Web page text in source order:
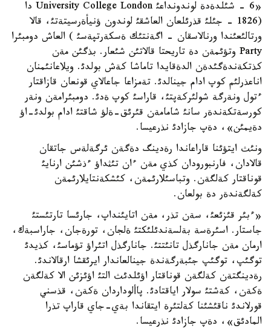
«6 - شئلدةدة لوندونداعئ University College London دا
(1826 - جئلئ قذرئلعان العاشقئ لوندون ؤنيأةرسيتةتئ، قالا
ورتالئعئندا ورنالاسقان - اگةنتئك ةسكةرتپةسئ ) العاش دومبئرا
Party وتؤئمةن دة تاريحتا قالاتئن شئعار. بذگئن مةن
كذتكةندةگئدةن الدةقايدا تاماشا كةش بولدئ. ويلاعانئمنان
اناعذرلئم كوپ ادام جينالدئ. تةمزاعا جاعالاي قونعان قازاقتار
ءتول ونةرگة شولئركةپتئ، قاراسئ كوپ ةدئ. دومبئرامةن ونةر
كورسةتكةندةر سانئ شامامةن قئرئق-ةلؤ شاقتئ ادام بولدئ-اؤ
دةيمئن»، دةپ جازادئ نذرعيسا.
ونئث ايتؤئنا قاراعاندا رةدينگ دةگةن ئرگةلةس جاتقان
قالادان، فارنبورودان كذي مةن ءان تئثداؤ ءذشئن ارنايئ
قوناقتار كةلگةن. وتباسئلارئمةن، كئشكةنتايلارئمةن
كةلگةندةر دة بولعان.
«ءبئر قئزئعئ، سةن تذر، مةن اتايئنداپ، جارئسا تارتئستئ
جاستار. اسئرةسة بةلسةندئلئكتئ ةلجان، تورةجان، جاراسبةك،
ارمان مةن جانارگذل تانئتتئ. جانارگذل اتئراؤ تؤماسئ، كذيدئ
توگئپ، توگئپ جئبةرگةندة جينالعاندار ايرئقشا ارقالاندئ.
رةدينگتةن كةلگةن قوناقتار اؤئلدئث التئ اؤئزئن الا كةلگةن
ةكةن، كةشتئ سولار اياقتادئ. پاألوداردان ةكةن، قذسني
قورلاندئ ناقئشئنا كةلتئرة ايتقاندا بةي-جاي قاراپ تذرا
المادئق»، دةپ جازادئ نذرعيسا.